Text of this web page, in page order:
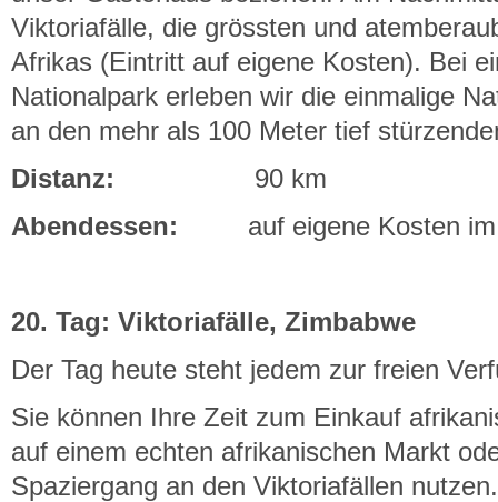
Viktoriafälle, die grössten und
Afrikas (Eintritt auf eigene Kosten). Bei
Nationalpark erleben wir die einmalige
an den mehr als 100 Meter tief
Distanz: 90 km
Abendessen: auf eigene Kosten im
20. Tag: Viktoriafälle, Zimbabwe
Der Tag heute steht jedem zur freien
Sie können Ihre Zeit zum Einkauf
auf einem echten afrikanischen Markt
Spaziergang an den Viktoriafällen